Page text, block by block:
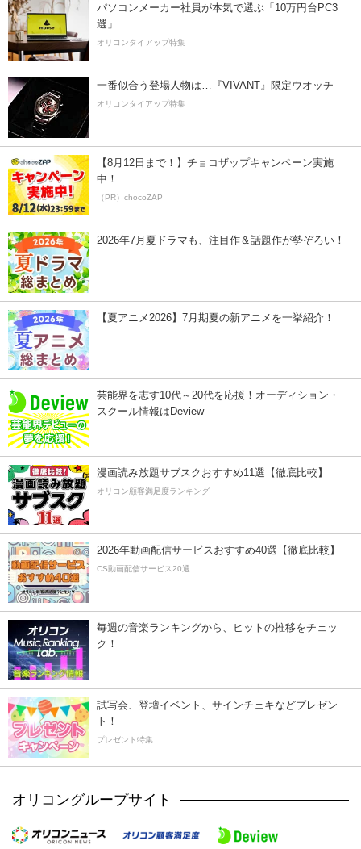
パソコンメーカー社員が本気で選ぶ「10万円台PC3
選」
オリコンタイアップ特集
一番似合う登場人物は…『VIVANT』限定ウオッチ
オリコンタイアップ特集
【8月12日まで！】チョコザップキャンペーン実施
中！
（PR）chocoZAP
2026年7月夏ドラマも、注目作＆話題作が勢ぞろい！
【夏アニメ2026】7月期夏の新アニメを一挙紹介！
芸能界を志す10代～20代を応援！オーディション・
スクール情報はDeview
漫画読み放題サブスクおすすめ11選【徹底比較】
オリコン顧客満足度ランキング
2026年動画配信サービスおすすめ40選【徹底比較】
CS動画配信サービス20選
毎週の音楽ランキングから、ヒットの推移をチェッ
ク！
試写会、登壇イベント、サインチェキなどプレゼン
ト！
プレゼント特集
オリコングループサイト